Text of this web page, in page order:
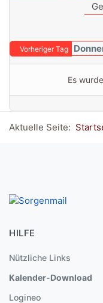
Vorheriger Tag
Es
Aktuelle Seite:
HILFE
Nützliche Links
Kalender-Download
Logineo